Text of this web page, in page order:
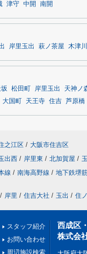
津守 中開 南開
岸里玉出 萩ノ茶屋 木津川
松田町 岸里玉出 天神ノ
大国町 天王寺 住吉 芦原橋
之江区 / 大阪市住吉区
出西 / 岸里東 / 北加賀屋 /
線 / 南海高野線 / 地下鉄堺
/ 岸里 / 住吉大社 / 玉出 / 住
スタッフ紹介
お問い合わせ
周辺施設検索
西成区
株式会